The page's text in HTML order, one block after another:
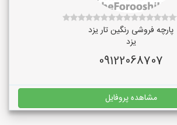
پارچه فروشی رنگین تار یزد
یزد
09122068707
مشاهده پروفایل